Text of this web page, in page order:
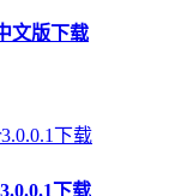
文版下载
下载